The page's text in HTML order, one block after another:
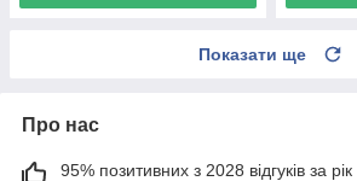
Показати ще
Про нас
95% позитивних з 2028 відгуків за рік